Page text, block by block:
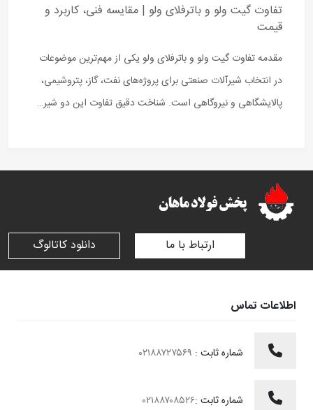
تفاوت گیت ولو و باترفلای ولو | مقایسه فنی، کاربرد و
قیمت
مقدمه تفاوت گیت ولو و باترفلای ولو یکی از مهم‌ترین موضوعات
در انتخاب شیرآلات صنعتی برای پروژه‌های نفت، گاز، پتروشیمی،
پالایشگاهی و نیروگاهی است. شناخت دقیق تفاوت این دو شیر…
ارتباط با ما دانلود کاتالوگ
اطلاعات تماس
شماره ثابت :
شماره ثابت :۰۲۱۸۸۷۰۸۵۲۶